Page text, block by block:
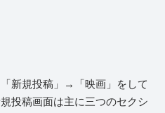
新規投稿」→「映画」をして
投稿画面は主に三つのセクシ